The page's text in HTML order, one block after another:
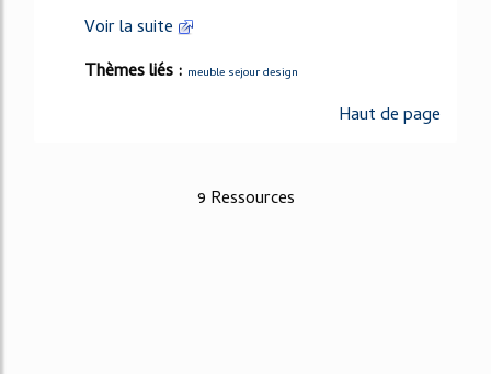
Voir la suite
Thèmes liés : meuble sejour design
Haut de page
9 Ressources